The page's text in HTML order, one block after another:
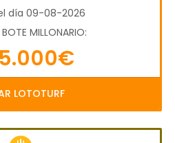
día 09-08-2026
MILLONARIO:
LOTOTURF